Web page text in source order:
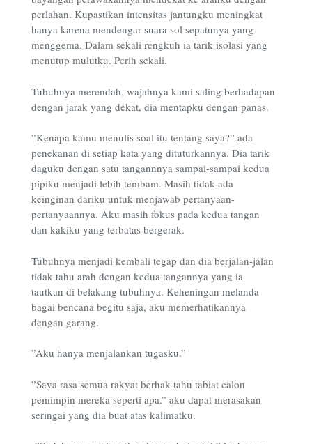
perlahan. Kupastikan intensitas jantungku meningkat
hanya karena mendengar suara sol sepatunya yang
menggema. Dalam sekali rengkuh ia tarik isolasi yang
menutup mulutku. Perih sekali.
Tubuhnya merendah, wajahnya kami saling berhadapan
dengan jarak yang dekat, dia mentapku dengan panas.
”Kenapa kamu menulis soal itu tentang saya?” ada
penekanan di setiap kata yang dituturkannya. Dia tarik
daguku dengan satu tangannnya sampai-sampai kedua
pipiku menjadi lebih tembam. Masih tidak ada
keinginan dariku untuk menjawab pertanyaan-
pertanyaannya. Aku masih fokus pada kedua tangan
dan kakiku yang terbatas bergerak.
Tubuhnya menjadi kembali tegap dan dia berjalan-jalan
tidak tahu arah dengan kedua tangannya yang ia
tautkan di belakang tubuhnya. Keheningan melanda
bagai bencana begitu saja, aku memerhatikannya
dengan garang.
”Aku hanya menjalankan tugasku.”
”Saya rasa semua rakyat berhak tahu tabiat calon
pemimpin mereka seperti apa.” aku dapat merasakan
seringai yang dia buat atas kalimatku.